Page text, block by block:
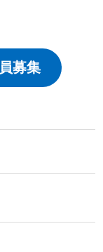
募集